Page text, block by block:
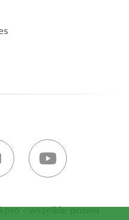
- wszelkie prawa